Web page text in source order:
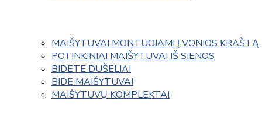
MAIŠYTUVAI MONTUOJAMI Į VONIOS KRAŠTĄ
POTINKINIAI MAIŠYTUVAI IŠ SIENOS
BIDETE DUŠELIAI
BIDE MAIŠYTUVAI
MAIŠYTUVŲ KOMPLEKTAI